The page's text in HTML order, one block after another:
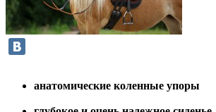
анатомические коленные упоры